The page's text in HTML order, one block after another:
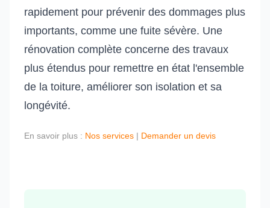
rapidement pour prévenir des dommages plus
importants, comme une fuite sévère. Une
rénovation complète concerne des travaux
plus étendus pour remettre en état l'ensemble
de la toiture, améliorer son isolation et sa
longévité.
En savoir plus : Nos services | Demander un devis